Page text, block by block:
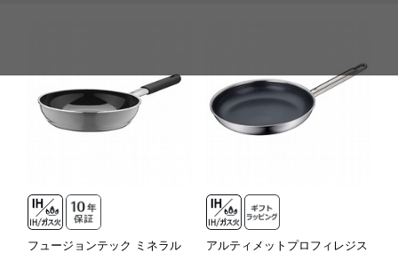
フュージョンテック ミネラル
アルティメットプロフィレジス